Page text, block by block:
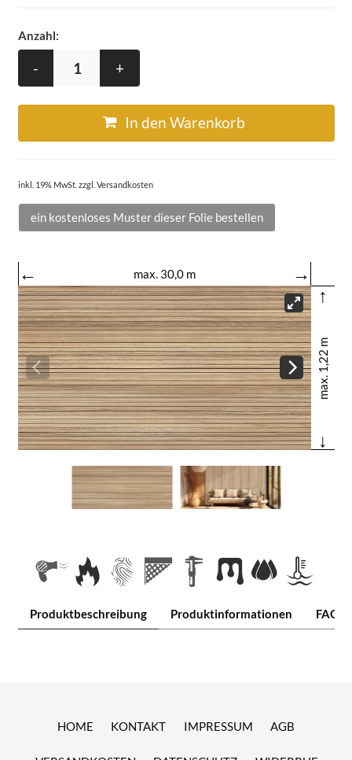
Anzahl:
- +
In den Warenkorb
inkl. 19% MwSt. zzgl. Versandkosten
ein kostenloses Muster dieser Folie bestellen
← max. 30,0 m
→
↑
max. 1,22 m
↓
Produktbeschreibung Produktinformationen FAQ
HOME KONTAKT IMPRESSUM AGB